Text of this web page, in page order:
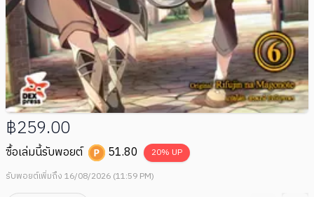
฿259.00
ซื้อเล่มนี้รับพอยต์ 51.80 20% UP
รับพอยต์เพิ่มถึง 16/08/2026 (11:59 PM)